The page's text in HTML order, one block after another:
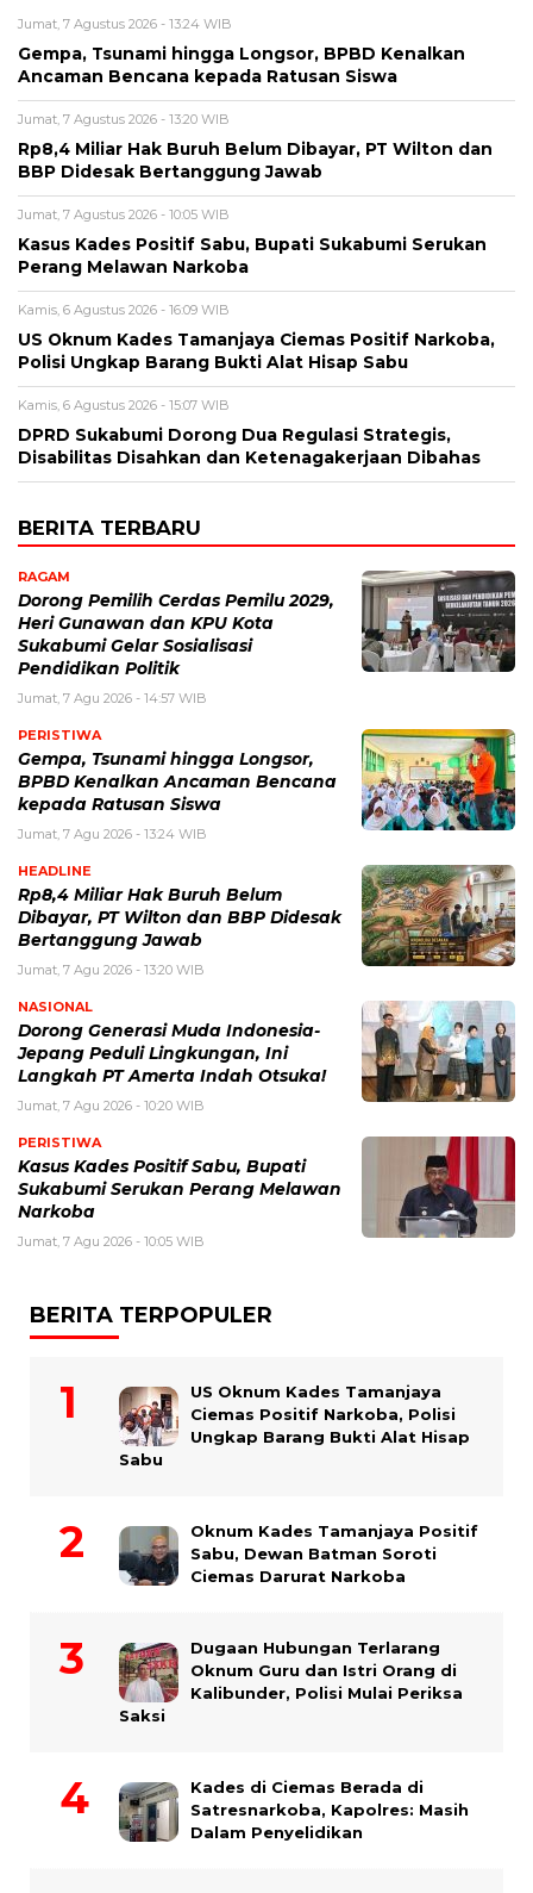
Jumat, 7 Agustus 2026 - 13:24 WIB
Gempa, Tsunami hingga Longsor, BPBD Kenalkan
Ancaman Bencana kepada Ratusan Siswa
Jumat, 7 Agustus 2026 - 13:20 WIB
Rp8,4 Miliar Hak Buruh Belum Dibayar, PT Wilton dan
BBP Didesak Bertanggung Jawab
Jumat, 7 Agustus 2026 - 10:05 WIB
Kasus Kades Positif Sabu, Bupati Sukabumi Serukan
Perang Melawan Narkoba
Kamis, 6 Agustus 2026 - 16:09 WIB
US Oknum Kades Tamanjaya Ciemas Positif Narkoba,
Polisi Ungkap Barang Bukti Alat Hisap Sabu
Kamis, 6 Agustus 2026 - 15:07 WIB
DPRD Sukabumi Dorong Dua Regulasi Strategis,
Disabilitas Disahkan dan Ketenagakerjaan Dibahas
BERITA TERBARU
RAGAM
Dorong Pemilih Cerdas Pemilu 2029,
Heri Gunawan dan KPU Kota
Sukabumi Gelar Sosialisasi
Pendidikan Politik
Jumat, 7 Agu 2026 - 14:57 WIB
PERISTIWA
Gempa, Tsunami hingga Longsor,
BPBD Kenalkan Ancaman Bencana
kepada Ratusan Siswa
Jumat, 7 Agu 2026 - 13:24 WIB
HEADLINE
Rp8,4 Miliar Hak Buruh Belum
Dibayar, PT Wilton dan BBP Didesak
Bertanggung Jawab
Jumat, 7 Agu 2026 - 13:20 WIB
NASIONAL
Dorong Generasi Muda Indonesia-
Jepang Peduli Lingkungan, Ini
Langkah PT Amerta Indah Otsuka!
Jumat, 7 Agu 2026 - 10:20 WIB
PERISTIWA
Kasus Kades Positif Sabu, Bupati
Sukabumi Serukan Perang Melawan
Narkoba
Jumat, 7 Agu 2026 - 10:05 WIB
BERITA TERPOPULER
US Oknum Kades Tamanjaya
Ciemas Positif Narkoba, Polisi
Ungkap Barang Bukti Alat Hisap
Sabu
Oknum Kades Tamanjaya Positif
Sabu, Dewan Batman Soroti
Ciemas Darurat Narkoba
Dugaan Hubungan Terlarang
Oknum Guru dan Istri Orang di
Kalibunder, Polisi Mulai Periksa
Saksi
Kades di Ciemas Berada di
Satresnarkoba, Kapolres: Masih
Dalam Penyelidikan